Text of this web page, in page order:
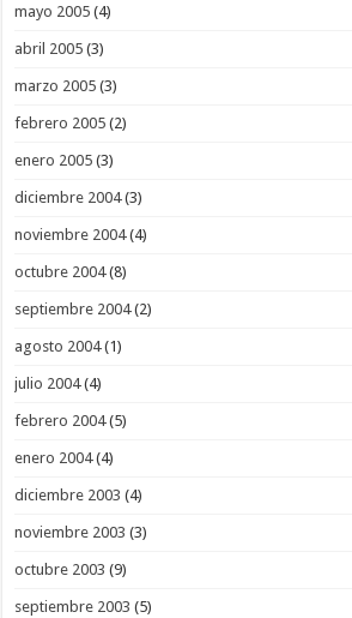
mayo 2005 (4)
abril 2005 (3)
marzo 2005 (3)
febrero 2005 (2)
enero 2005 (3)
diciembre 2004(3)
noviembre 2004(4)
octubre 2004(8)
septiembre 2004(2)
agosto 2004(1)
julio 2004(4)
febrero 2004(5)
enero 2004(4)
diciembre 2003 (4)
noviembre 2003 (3)
octubre 2003 (9)
septiembre 2003 (5)